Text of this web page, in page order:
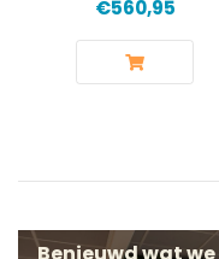
€560,95